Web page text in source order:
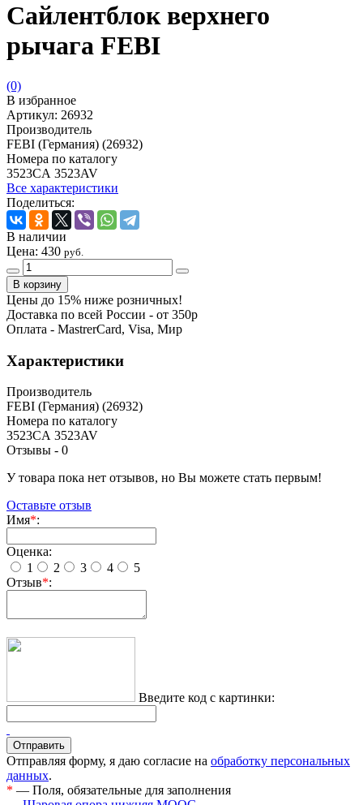
Сайлентблок верхнего
рычага FEBI
(0)
В избранное
Артикул: 26932
Производитель
FEBI (Германия) (26932)
Номера по каталогу
3523CA 3523AV
Все характеристики
Поделиться:
В наличии
Цена: 430 руб.
Цены до 15% ниже розничных!
Доставка по всей России - от 350р
Оплата - MastrerCard, Visa, Мир
Характеристики
Производитель
FEBI (Германия) (26932)
Номера по каталогу
3523CA 3523AV
Отзывы - 0
У товара пока нет отзывов, но Вы можете стать первым!
Оставьте отзыв
Имя*:
Оценка:
1
2 3 4
5
Отзыв*:
Введите код с картинки:
Отправляя форму, я даю согласие на обработку персональных
данных.
* — Поля, обязательные для заполнения